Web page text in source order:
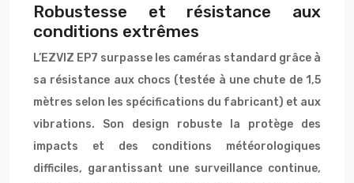
Robustesse et résistance aux
conditions extrêmes
L’EZVIZ EP7 surpasse les caméras standard grâce à
sa résistance aux chocs (testée à une chute de 1,5
mètres selon les spécifications du fabricant) et aux
vibrations. Son design robuste la protège des
impacts et des conditions météorologiques
difficiles, garantissant une surveillance continue,